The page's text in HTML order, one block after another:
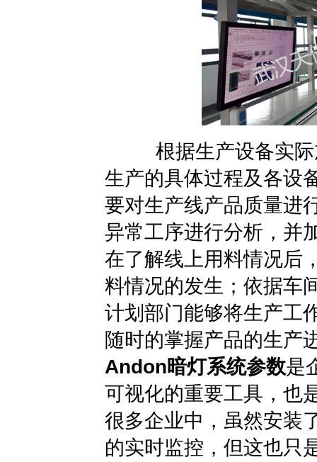
根据生产设备实际
生产的具体过程及各设
要对生产线产品质量进
异常工序进行分析，并
在了解线上用料情况后
料情况的发生；依据车
计划部门能够将生产工
随时的掌握产品的生产
Andon暗灯系统参数是
可视化的重要工具，也
很多企业中，虽然安装
的实时监控，但这也只